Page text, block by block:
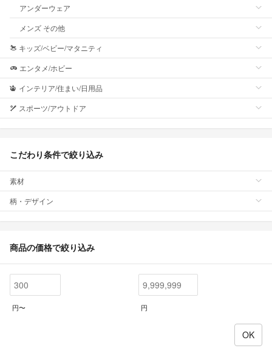
アンダーウェア
メンズ その他
キッズ/ベビー/マタニティ
エンタメ/ホビー
インテリア/住まい/日用品
スポーツ/アウトドア
こだわり条件で絞り込み
素材
柄・デザイン
商品の価格で絞り込み
円〜 円